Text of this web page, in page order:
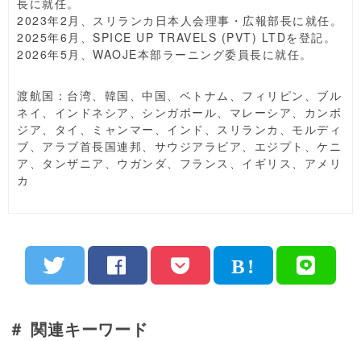
2023年2月、スリランカ日本人会理事・広報部長に就任。
2025年6月、SPICE UP TRAVELS (PVT) LTDを登記。
2026年5月、WAOJE本部ラーニング委員長に就任。
渡航国：台湾、韓国、中国、ベトナム、フィリピン、ブル
ネイ、インドネシア、シンガポール、マレーシア、カンボ
ジア、タイ、ミャンマー、インド、スリランカ、モルディ
ブ、アラブ首長国連邦、サウジアラビア、エジプト、ケニ
ア、タンザニア、ウガンダ、フランス、イギリス、アメリ
カ
＃ 関連キーワード